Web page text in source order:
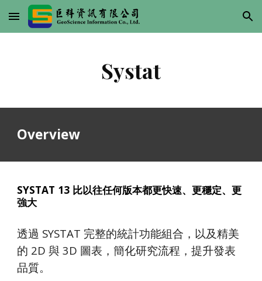
Skip to main content Skip to navigation
Systat
Overview
SYSTAT 13 比以往任何版本都更快速、更穩定、更
強大
透過 SYSTAT 完整的統計功能組合，以及精美
的 2D 與 3D 圖表，簡化研究流程，提升發表
品質。